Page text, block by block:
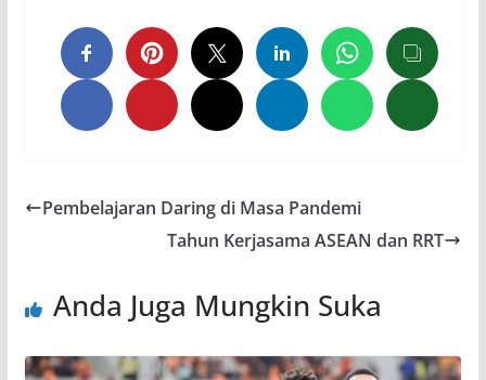
Pembelajaran Daring di Masa Pandemi
Tahun Kerjasama ASEAN dan RRT
Anda Juga Mungkin Suka